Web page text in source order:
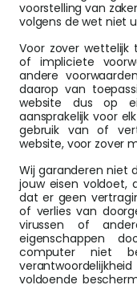
voorstelling van
volgens de wet niet
Voor zover wettelijk
of impliciete
andere
daarop van
website dus op
aansprakelijk voor
gebruik van of
website, voor zover
Wij garanderen niet
jouw eisen voldoet,
dat er geen
of verlies van
virussen of
eigenschappen
computer niet
voldoende